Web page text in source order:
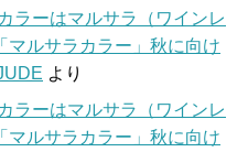
ラーはマルサラ（ワインレ
マルサラカラー」秋に向け
より
ラーはマルサラ（ワインレ
マルサラカラー」秋に向け